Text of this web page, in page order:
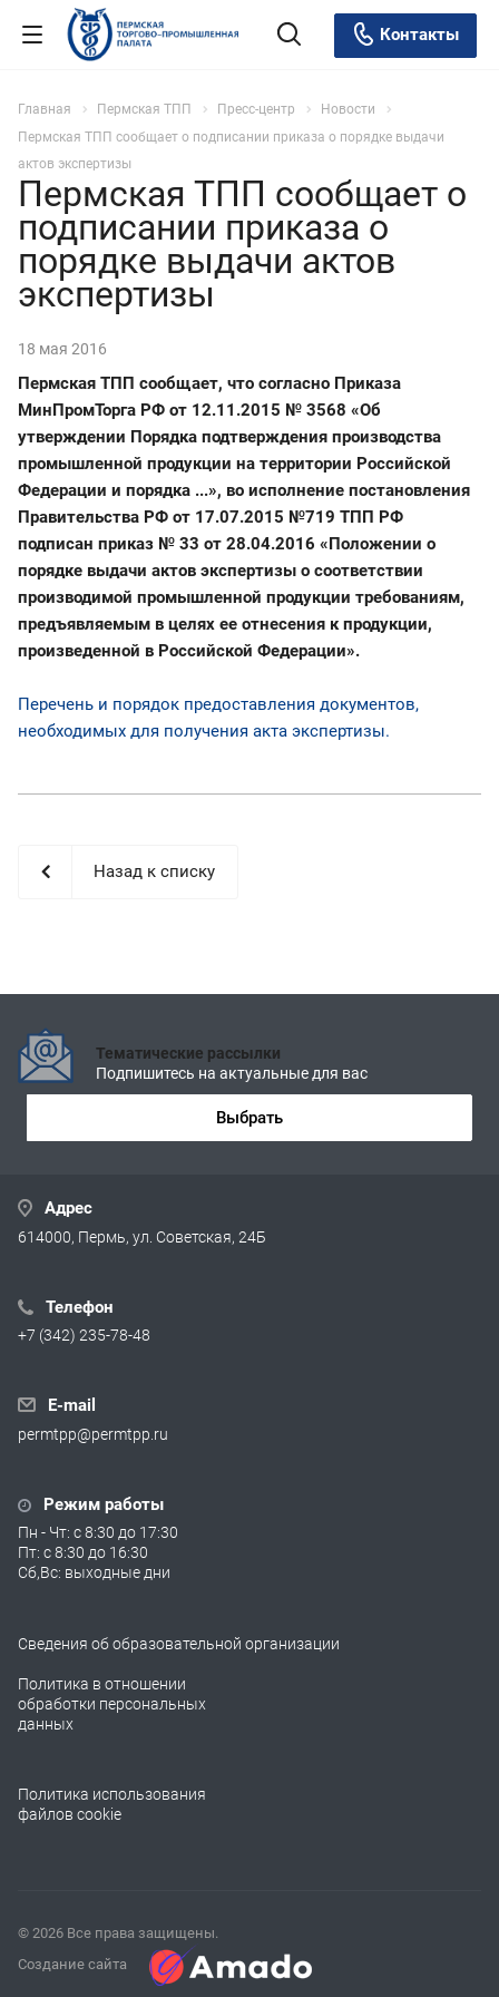
Контакты
Главная Пермская ТПП Пресс-центр
Новости
Пермская ТПП сообщает о подписании приказа о порядке выдачи
актов экспертизы
Пермская ТПП сообщает о
подписании приказа о
порядке выдачи актов
экспертизы
18 мая 2016
Пермская ТПП сообщает, что согласно Приказа
МинПромТорга РФ от 12.11.2015 № 3568 «Об
утверждении Порядка подтверждения производства
промышленной продукции на территории Российской
Федерации и порядка ...», во исполнение постановления
Правительства РФ от 17.07.2015 №719 ТПП РФ
подписан приказ № 33 от 28.04.2016 «Положении о
порядке выдачи актов экспертизы о соответствии
производимой промышленной продукции требованиям,
предъявляемым в целях ее отнесения к продукции,
произведенной в Российской Федерации».
Перечень и порядок предоставления документов,
необходимых для получения акта экспертизы.
Назад к списку
Тематические рассылки
Подпишитесь на актуальные для вас
Выбрать
Адрес
614000, Пермь, ул. Советская, 24Б
Телефон
+7 (342) 235-78-48
E-mail
permtpp@permtpp.ru
Режим работы
Пн - Чт: с 8:30 до 17:30
Пт: с 8:30 до 16:30
Сб,Вс: выходные дни
Сведения об образовательной организации
Политика в отношении
обработки персональных
данных
Политика использования
файлов cookie
© 2026 Все права защищены.
Создание сайта